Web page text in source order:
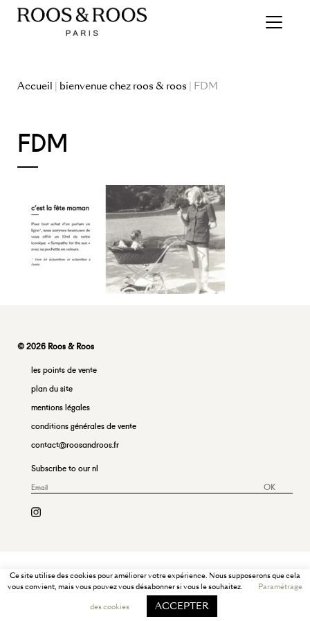
Accueil | bienvenue chez roos & roos | FDM
FDM
© 2026 Roos & Roos
les points de vente
plan du site
mentions légales
conditions générales de vente
contact@roosandroos.fr
Subscribe to our nl
OK
Ce site utilise des cookies pour améliorer votre expérience. Nous supposerons que cela
vous convient, mais vous pouvez vous désabonner si vous le souhaitez.
Paramétrage
des cookies
ACCEPTER